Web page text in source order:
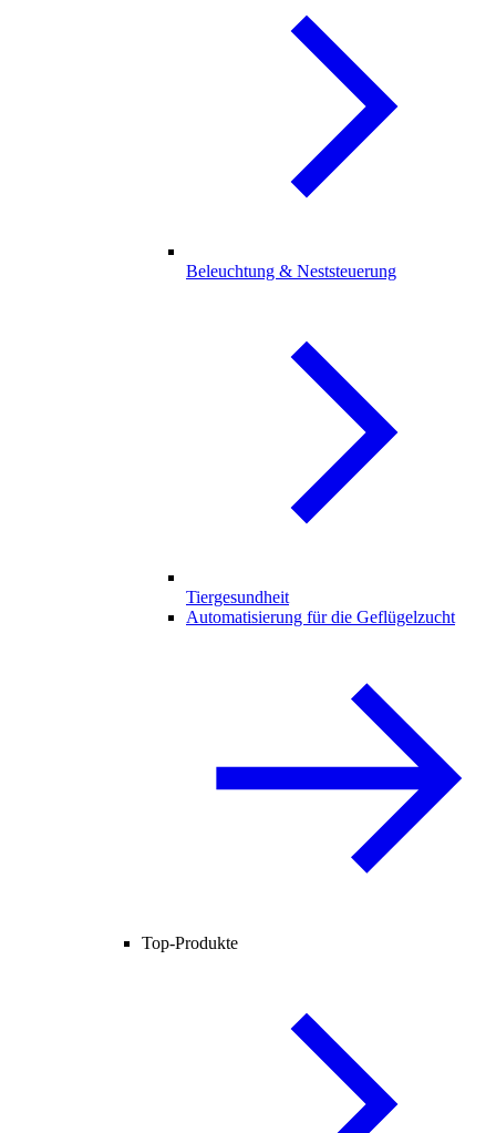
Beleuchtung & Neststeuerung
Tiergesundheit
Automatisierung für die Geflügelzucht
Top-Produkte